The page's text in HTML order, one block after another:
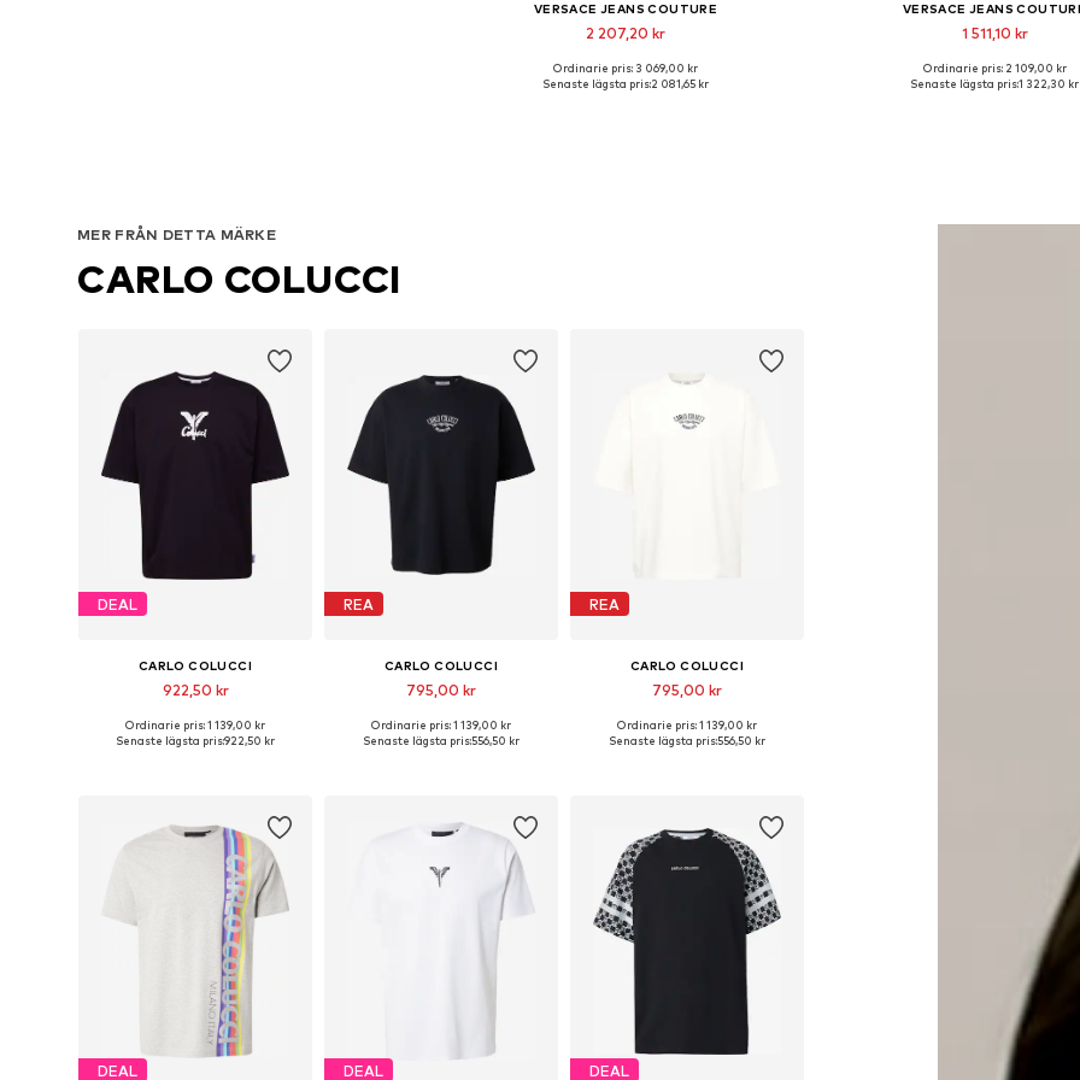
VERSACE JEANS COUTURE
2 207,20 kr
Tillgängliga storlekar: M
Ordinarie pris: 3 069,00 kr
Senaste lägsta pris:2 081,65 kr
VERSACE JEANS
1 511,10 kr
Tillgängliga storlekar: 40, 43
Ordinarie pris: 2 109,00 kr
Senaste lägsta pris:1 322,30 kr
MER FRÅN DETTA MÄRKE
CARLO COLUCCI
DEAL
CARLO COLUCCI
922,50 kr
Ordinarie pris: 1 139,00 kr
Senaste lägsta pris:922,50 kr
REA
CARLO COLUCCI
795,00 kr
Ordinarie pris: 1 139,00 kr
Senaste lägsta pris:556,50 kr
REA
CARLO COLUCCI
795,00 kr
Tillgängliga storlekar: S, M, L, XL
Ordinarie pris: 1 139,00 kr
Senaste lägsta pris:556,50 kr
DEAL DEAL DEAL